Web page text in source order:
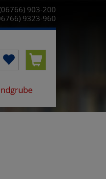
903-200
9323-960